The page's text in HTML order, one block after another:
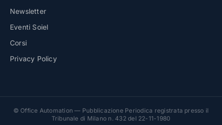
Newsletter
Eventi Soiel
Corsi
Privacy Policy
© Office Automation — Pubblicazione Periodica registrata presso il
Tribunale di Milano n. 432 del 22-11-1980